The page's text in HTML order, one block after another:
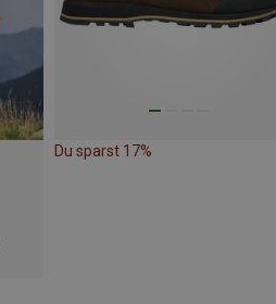
Du sparst 17%